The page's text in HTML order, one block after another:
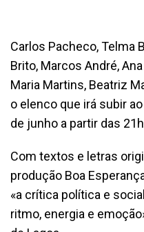
Carlos Pacheco, Telma
Brito, Marcos André,
Maria Martins, Beatriz
o elenco que irá subir
de junho a partir das
Com textos e letras
produção Boa
«a crítica política e
ritmo, energia e